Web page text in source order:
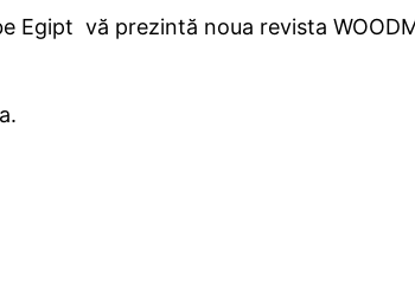
Egipt vă prezintă noua revista